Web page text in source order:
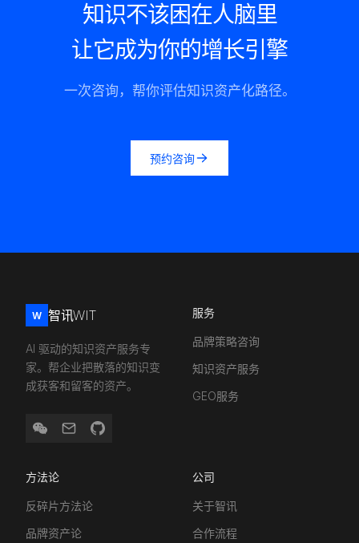
知识不该困在人脑里
让它成为你的增长引擎
一次咨询，帮你评估知识资产化路径。
预约咨询
W 智讯WIT
AI 驱动的知识资产服务专
家。帮企业把散落的知识变
成获客和留客的资产。
服务
品牌策略咨询
知识资产服务
GEO服务
方法论
反碎片方法论
品牌资产论
公司
关于智讯
合作流程